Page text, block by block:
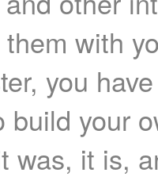
with
you
build your
was, it is,